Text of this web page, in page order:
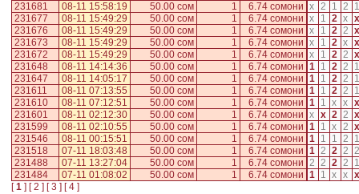
231681
08-11 15:58:19 50.00 сом 1 6.74 сомони x 2 1 2
1
231677
08-11 15:49:29 50.00 сом 1 6.74 сомони x 1 2 x x
231676
08-11 15:49:29 50.00 сом 1 6.74 сомони x 1 2 2 x
231673
08-11 15:49:29 50.00 сом 1 6.74 сомони x 1 2 x x
231672
08-11 15:49:29 50.00 сом 1 6.74 сомони x 1 2 2 x
231648
08-11 14:14:36 50.00 сом 1 6.74 сомони 1 1 2 2
1
231647
08-11 14:05:17 50.00 сом 1 6.74 сомони 1 1 2 2
1
231611
08-11 07:13:55 50.00 сом 1 6.74 сомони 1 1 2 2
1
231610
08-11 07:12:51 50.00 сом 1 6.74 сомони 1 1 x x x
231601
08-11 02:12:30 50.00 сом 1 6.74 сомони x x 2 2 x
231599
08-11 02:10:55 50.00 сом 1 6.74 сомони 1 1 x 2 x
231546
08-11 00:15:51 50.00 сом 1 6.74 сомони 1 1 1 2
1
231518
07-11 18:03:48 50.00 сом 1 6.74 сомони 1 2 2 2 2
231488
07-11 13:27:04 50.00 сом 1 6.74 сомони 2 2 2 2
1
231484
07-11 01:08:02 50.00 сом 1 6.74 сомони 1 1 x x x
[1 ] [2 ] [3 ] [4 ]